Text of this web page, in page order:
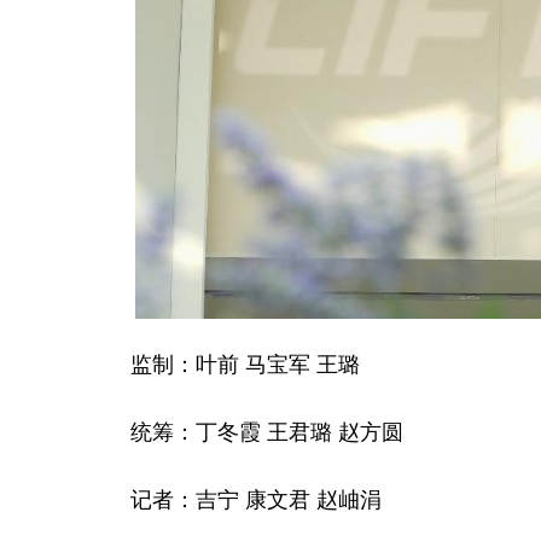
监制：叶前 马宝军 王璐
统筹：丁冬霞 王君璐 赵方圆
记者：吉宁 康文君 赵岫涓